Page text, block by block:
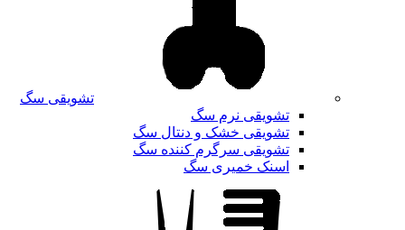
تشویقی سگ
تشویقی نرم سگ
تشویقی خشک و دنتال سگ
تشویقی سرگرم کننده سگ
اسنک خمیری سگ